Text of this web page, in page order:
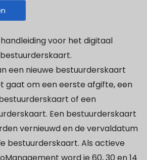
voor het digitaal
een nieuwe bestuurderskaart
gaat om een eerste afgifte, een
of een
Een bestuurderskaart
vernieuwd en de vervaldatum
bestuurderskaart. Als actieve